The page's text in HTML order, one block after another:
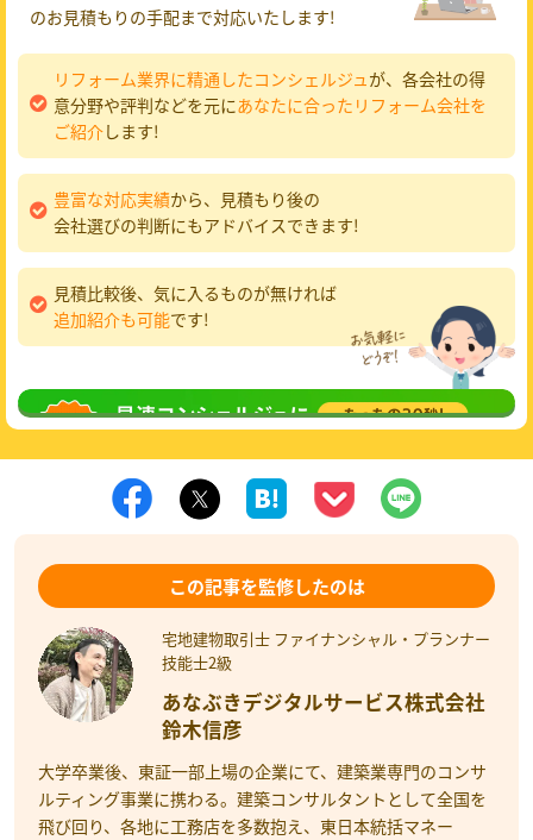
のお見積もりの手配まで対応いたします!
リフォーム業界に精通したコンシェルジュが、各会社の得
意分野や評判などを元にあなたに合ったリフォーム会社を
ご紹介します!
豊富な対応実績から、見積もり後の
会社選びの判断にもアドバイスできます!
見積比較後、気に入るものが無ければ
追加紹介も可能です!
無料相談してみる
この記事を監修したのは
宅地建物取引士 ファイナンシャル・プランナー
技能士2級
あなぶきデジタルサービス株式会社
鈴木信彦
大学卒業後、東証一部上場の企業にて、建築業専門のコンサ
ルティング事業に携わる。建築コンサルタントとして全国を
飛び回り、各地に工務店を多数抱え、東日本統括マネー